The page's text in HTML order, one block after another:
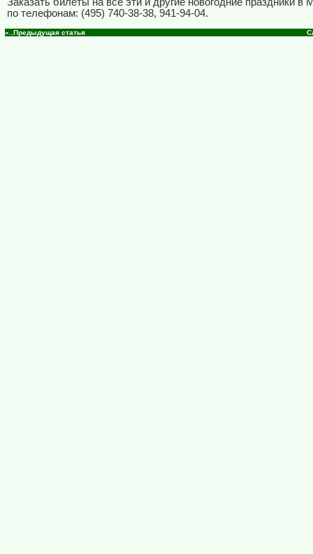
по телефонам: (495) 740-38-38, 941-94-04.
«..Предыдущая статья